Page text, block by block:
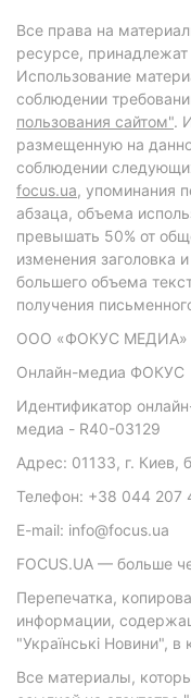
Все права на
ресурсе,
Использование
соблюдении
пользования сайтом".
размещенную на
соблюдении
focus.ua, упоминания
абзаца, объема
превышать 50% от
изменения заголовка
большего объема
получения
ООО «ФОКУС МЕДИА»
Онлайн-медиа ФОКУС
Идентификатор
медиа - R40-03129
Адрес: 01133, г. Киев,
Телефон: +38 044 207
E-mail: info@focus.ua
FOCUS.UA — больше
Перепечатка,
информации,
"Українські Новини",
Все материалы,